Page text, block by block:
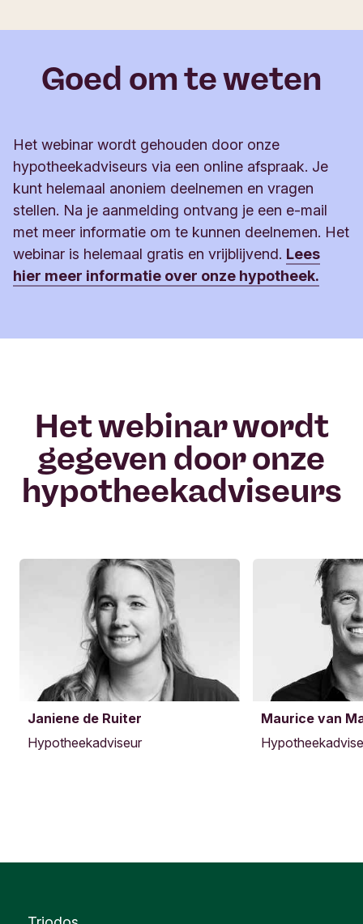
Goed om te weten
Het webinar wordt gehouden door onze
hypotheekadviseurs via een online afspraak. Je
kunt helemaal anoniem deelnemen en vragen
stellen. Na je aanmelding ontvang je een e-mail
met meer informatie om te kunnen deelnemen. Het
webinar is helemaal gratis en vrijblijvend. Lees
hier meer informatie over onze hypotheek.
Het webinar wordt
gegeven door onze
hypotheekadviseurs
Janiene de Ruiter
Hypotheekadviseur
Maurice van